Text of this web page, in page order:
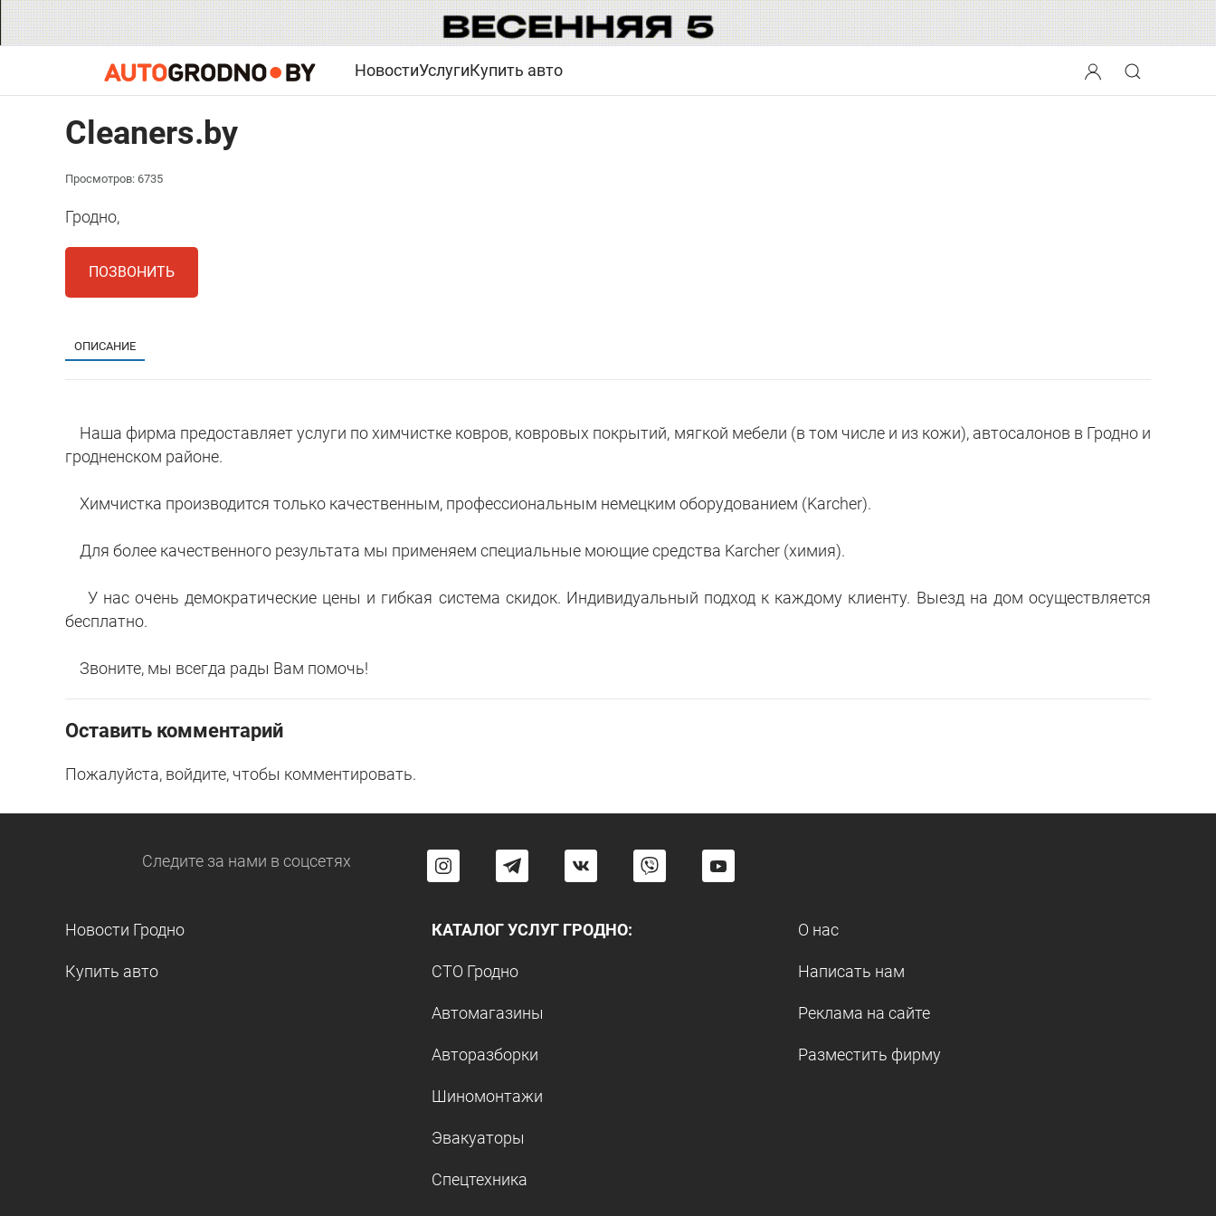
НовостиУслугиКупить авто
Cleaners.by
Просмотров: 6735
Гродно,
ПОЗВОНИТЬ
ОПИСАНИЕ
Наша фирма предоставляет услуги по химчистке ковров, ковровых покрытий, мягкой мебели (в том числе и из кожи), автосалонов в Гродно и
гродненском районе.
Химчистка производится только качественным, профессиональным немецким оборудованием (Karcher).
Для более качественного результата мы применяем специальные моющие средства Karcher (химия).
У нас очень демократические цены и гибкая система скидок. Индивидуальный подход к каждому клиенту. Выезд на дом осуществляется
бесплатно.
Звоните, мы всегда рады Вам помочь!
Оставить комментарий
Пожалуйста, войдите, чтобы комментировать.
Следите за нами в соцсетях
Новости Гродно
Купить авто
КАТАЛОГ УСЛУГ ГРОДНО:
СТО Гродно
Автомагазины
Авторазборки
Шиномонтажи
Эвакуаторы
Спецтехника
О нас
Написать нам
Реклама на сайте
Разместить фирму